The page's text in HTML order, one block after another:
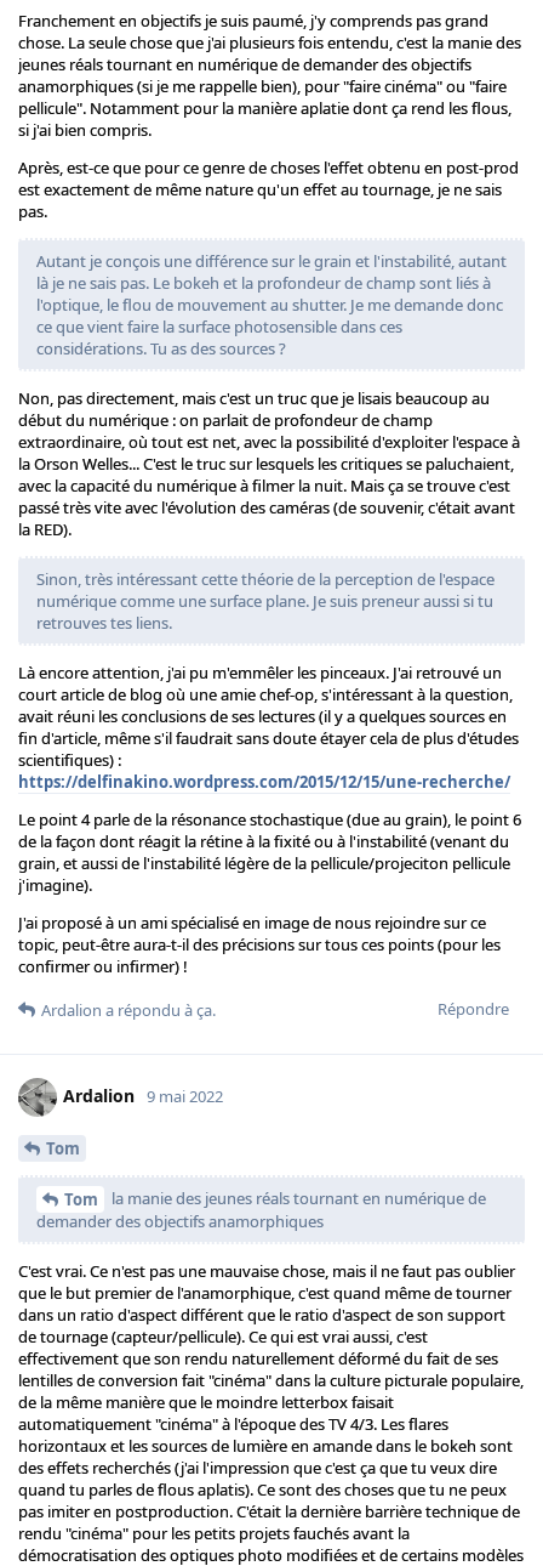
Franchement en objectifs je suis paumé, j'y comprends pas grand
chose. La seule chose que j'ai plusieurs fois entendu, c'est la manie des
jeunes réals tournant en numérique de demander des objectifs
anamorphiques (si je me rappelle bien), pour "faire cinéma" ou "faire
pellicule". Notamment pour la manière aplatie dont ça rend les flous,
si j'ai bien compris.
Après, est-ce que pour ce genre de choses l'effet obtenu en post-prod
est exactement de même nature qu'un effet au tournage, je ne sais
pas.
Autant je conçois une différence sur le grain et l'instabilité, autant
là je ne sais pas. Le bokeh et la profondeur de champ sont liés à
l'optique, le flou de mouvement au shutter. Je me demande donc
ce que vient faire la surface photosensible dans ces
considérations. Tu as des sources ?
Non, pas directement, mais c'est un truc que je lisais beaucoup au
début du numérique : on parlait de profondeur de champ
extraordinaire, où tout est net, avec la possibilité d'exploiter l'espace à
la Orson Welles... C'est le truc sur lesquels les critiques se paluchaient,
avec la capacité du numérique à filmer la nuit. Mais ça se trouve c'est
passé très vite avec l'évolution des caméras (de souvenir, c'était avant
la RED).
Sinon, très intéressant cette théorie de la perception de l'espace
numérique comme une surface plane. Je suis preneur aussi si tu
retrouves tes liens.
Là encore attention, j'ai pu m'emmêler les pinceaux. J'ai retrouvé un
court article de blog où une amie chef-op, s'intéressant à la question,
avait réuni les conclusions de ses lectures (il y a quelques sources en
fin d'article, même s'il faudrait sans doute étayer cela de plus d'études
scientifiques) :
https://delfinakino.wordpress.com/2015/12/15/une-recherche/
Le point 4 parle de la résonance stochastique (due au grain), le point 6
de la façon dont réagit la rétine à la fixité ou à l'instabilité (venant du
grain, et aussi de l'instabilité légère de la pellicule/projeciton pellicule
j'imagine).
J'ai proposé à un ami spécialisé en image de nous rejoindre sur ce
topic, peut-être aura-t-il des précisions sur tous ces points (pour les
confirmer ou infirmer) !
Répondre
Ardalion a répondu à ça.
Ardalion 9 mai 2022
Tom
Tom
la manie des jeunes réals tournant en numérique de
demander des objectifs anamorphiques
C'est vrai. Ce n'est pas une mauvaise chose, mais il ne faut pas oublier
que le but premier de l'anamorphique, c'est quand même de tourner
dans un ratio d'aspect différent que le ratio d'aspect de son support
de tournage (capteur/pellicule). Ce qui est vrai aussi, c'est
effectivement que son rendu naturellement déformé du fait de ses
lentilles de conversion fait "cinéma" dans la culture picturale populaire,
de la même manière que le moindre letterbox faisait
automatiquement "cinéma" à l'époque des TV 4/3. Les flares
horizontaux et les sources de lumière en amande dans le bokeh sont
des effets recherchés (j'ai l'impression que c'est ça que tu veux dire
quand tu parles de flous aplatis). Ce sont des choses que tu ne peux
pas imiter en postproduction. C'était la dernière barrière technique de
rendu "cinéma" pour les petits projets fauchés avant la
démocratisation des optiques photo modifiées et de certains modèles